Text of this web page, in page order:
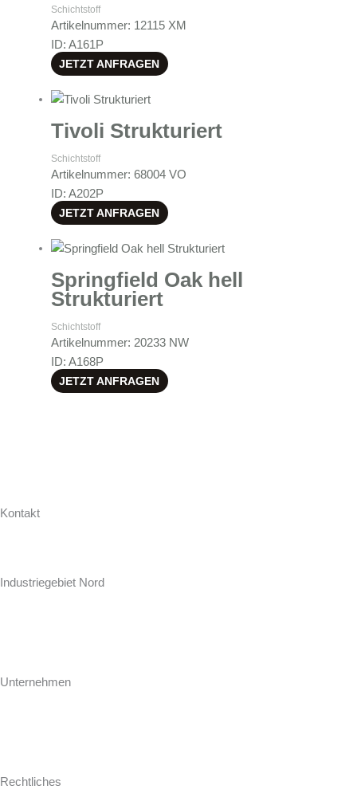
Schichtstoff
Artikelnummer: 12115 XM
ID: A161P
JETZT ANFRAGEN
Tivoli Strukturiert
Schichtstoff
Artikelnummer: 68004 VO
ID: A202P
JETZT ANFRAGEN
Springfield Oak hell
Strukturiert
Schichtstoff
Artikelnummer: 20233 NW
ID: A168P
JETZT ANFRAGEN
Kontakt
Industriegebiet Nord
Unternehmen
Rechtliches